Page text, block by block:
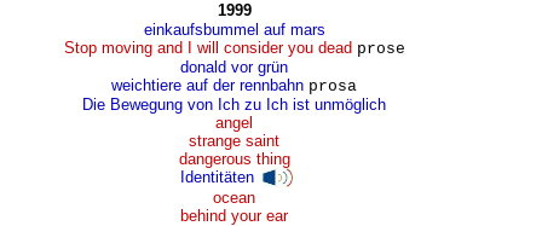
1999
einkaufsbummel auf mars
Stop moving and I will consider you dead prose
donald vor grün
weichtiere auf der rennbahn prosa
Die Bewegung von Ich zu Ich ist unmöglich
angel
strange saint
dangerous thing
Identitäten
ocean
behind your ear